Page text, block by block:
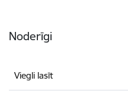
Noderīgi
Viegli lasīt